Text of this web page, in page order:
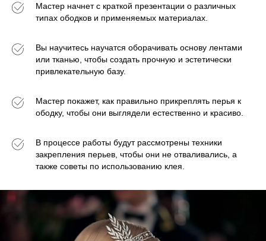
Мастер начнет с краткой презентации о различных
типах ободков и применяемых материалах.
Вы научитесь научатся оборачивать основу лентами
или тканью, чтобы создать прочную и эстетически
привлекательную базу.
Мастер покажет, как правильно прикреплять перья к
ободку, чтобы они выглядели естественно и красиво.
В процессе работы будут рассмотрены техники
закрепления перьев, чтобы они не отваливались, а
также советы по использованию клея.